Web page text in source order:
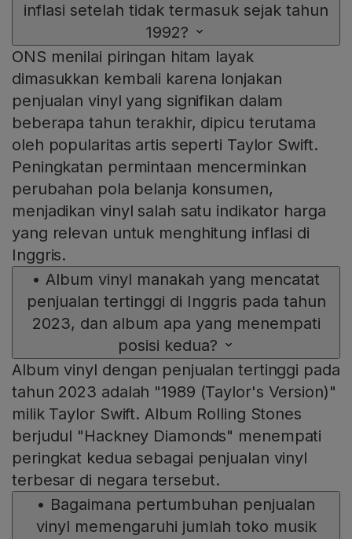
inflasi setelah tidak termasuk sejak tahun
1992?
ONS menilai piringan hitam layak
dimasukkan kembali karena lonjakan
penjualan vinyl yang signifikan dalam
beberapa tahun terakhir, dipicu terutama
oleh popularitas artis seperti Taylor Swift.
Peningkatan permintaan mencerminkan
perubahan pola belanja konsumen,
menjadikan vinyl salah satu indikator harga
yang relevan untuk menghitung inflasi di
Inggris.
• Album vinyl manakah yang mencatat
penjualan tertinggi di Inggris pada tahun
2023, dan album apa yang menempati
posisi kedua?
Album vinyl dengan penjualan tertinggi pada
tahun 2023 adalah "1989 (Taylor's Version)"
milik Taylor Swift. Album Rolling Stones
berjudul "Hackney Diamonds" menempati
peringkat kedua sebagai penjualan vinyl
terbesar di negara tersebut.
• Bagaimana pertumbuhan penjualan
vinyl memengaruhi jumlah toko musik